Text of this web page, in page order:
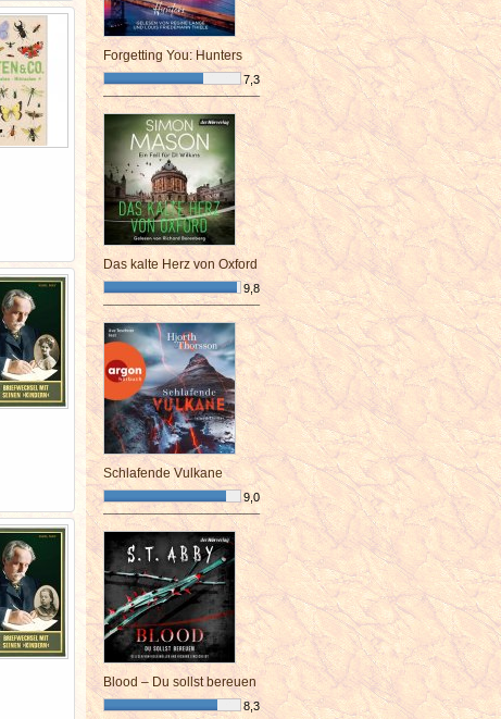
Forgetting You: Hunters
7,3
¯¯¯¯¯¯¯¯¯¯¯¯¯¯¯¯¯¯¯¯¯¯¯¯
Das kalte Herz von Oxford
9,8
¯¯¯¯¯¯¯¯¯¯¯¯¯¯¯¯¯¯¯¯¯¯¯¯
Schlafende Vulkane
9,0
¯¯¯¯¯¯¯¯¯¯¯¯¯¯¯¯¯¯¯¯¯¯¯¯
Blood – Du sollst bereuen
8,3